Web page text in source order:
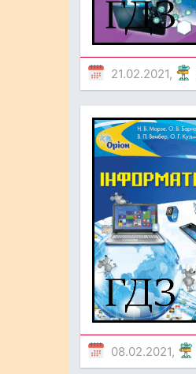
21.02.2021,
08.02.2021,